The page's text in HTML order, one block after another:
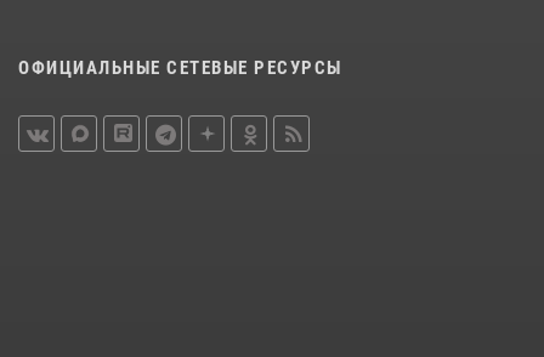
ОФИЦИАЛЬНЫЕ СЕТЕВЫЕ РЕСУРСЫ